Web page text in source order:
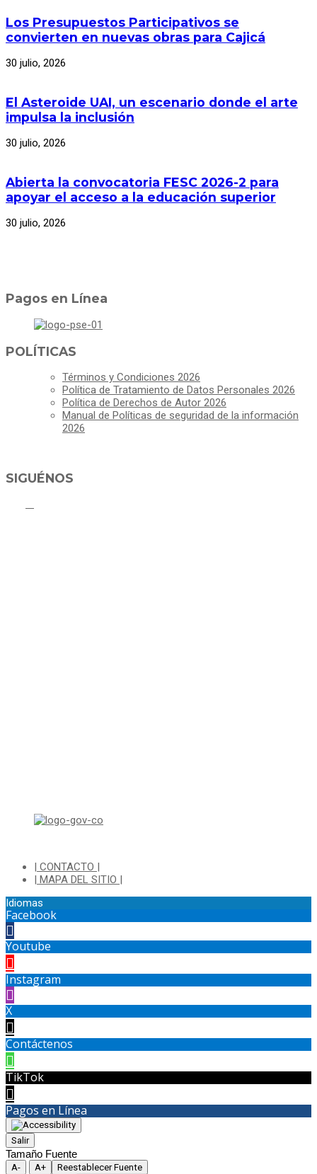
Los Presupuestos Participativos se
convierten en nuevas obras para Cajicá
30 julio, 2026
El Asteroide UAI, un escenario donde el arte
impulsa la inclusión
30 julio, 2026
Abierta la convocatoria FESC 2026-2 para
apoyar el acceso a la educación superior
30 julio, 2026
Pagos en Línea
POLÍTICAS
Términos y Condiciones 2026
Política de Tratamiento de Datos Personales 2026
Política de Derechos de Autor 2026
Manual de Políticas de seguridad de la información
2026
SIGUÉNOS
| CONTACTO |
| MAPA DEL SITIO |
Idiomas
Facebook
Youtube
Instagram
X
Contáctenos
TikTok
Pagos en Línea
Salir
Tamaño Fuente
A- A+
Reestablecer Fuente